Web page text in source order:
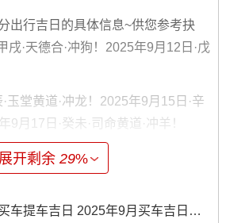
出行吉日的具体信息~供您参考抉
戌·天德合·冲狗！2025年9月12日·戊
玉堂黄道·冲龙！2025年9月15日·辛
9月17日·癸未·司命黄道·冲羊！
青龙·煞南！2025年9月25日·辛卯·金
9月26日·壬辰·司命黄道·煞北。
自身生肖 避开相冲之日,并优先选择
展开剩余29%
提车吉日 2025年9月买车吉日详情